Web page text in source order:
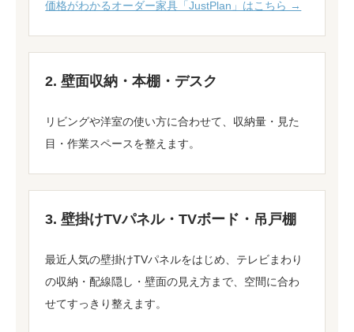
価格がわかるオーダー家具「JustPlan」はこちら →
2. 壁面収納・本棚・デスク
リビングや洋室の使い方に合わせて、収納量・見た
目・作業スペースを整えます。
3. 壁掛けTVパネル・TVボード・吊戸棚
最近人気の壁掛けTVパネルをはじめ、テレビまわり
の収納・配線隠し・壁面の見え方まで、空間に合わ
せてすっきり整えます。